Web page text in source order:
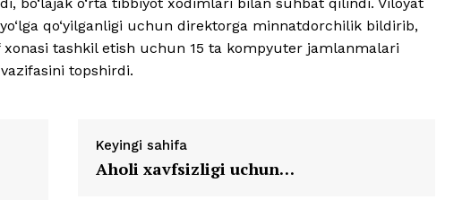
qo‘yilganligi uchun direktorga minnatdorchilik bildirib,
tashkil etish uchun 15 ta kompyuter jamlanmalari
topshirdi.
Keyingi sahifa
Aholi xavfsizligi uchun…